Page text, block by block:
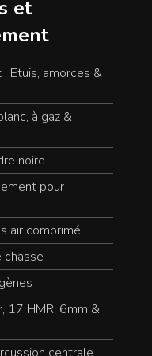
et
Etuis, amorces &
à gaz &
noire
pour
air comprimé
chasse
17 HMR, 6mm &